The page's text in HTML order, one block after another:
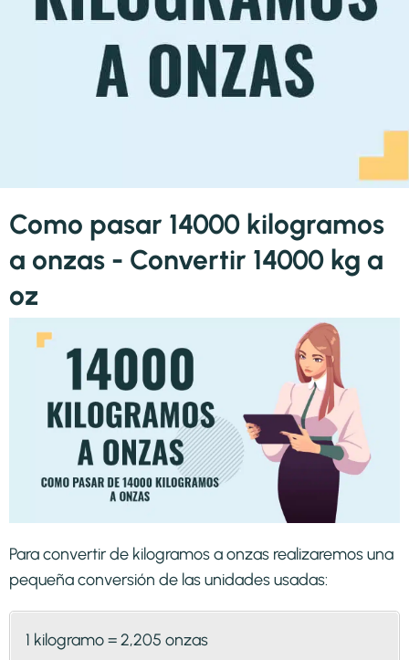
Como pasar 14000 kilogramos
a onzas - Convertir 14000 kg a
oz
Para convertir de kilogramos a onzas realizaremos una
pequeña conversión de las unidades usadas:
1 kilogramo = 2,205 onzas